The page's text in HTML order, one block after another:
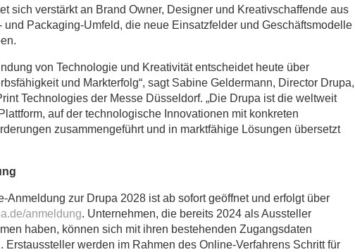
sich verstärkt an Brand Owner, Designer und Kreativschaffende aus
und Packaging-Umfeld, die neue Einsatzfelder und Geschäftsmodelle
von Technologie und Kreativität entscheidet heute über
und Markterfolg“, sagt Sabine Geldermann, Director Drupa,
Technologies der Messe Düsseldorf. „Die Drupa ist die weltweit
auf der technologische Innovationen mit konkreten
zusammengeführt und in marktfähige Lösungen übersetzt
Anmeldung zur Drupa 2028 ist ab sofort geöffnet und erfolgt über
anmeldung. Unternehmen, die bereits 2024 als Aussteller
haben, können sich mit ihren bestehenden Zugangsdaten
Erstaussteller werden im Rahmen des Online-Verfahrens Schritt für